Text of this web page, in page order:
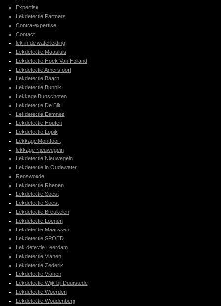
Expertise
Lekdetectie Partners
Contra-expertise
Contact
lek in de waterleiding
Lekdetectie Maasluis
Lekdetectie Hoek Van Holland
Lekdetectie Amersfoort
Lekdetectie Baarn
Lekdetectie Bunnik
Lekkage Bunschoten
Lekdetectie De Bilt
Lekdetectie Eemnes
Lekdetectie Houten
Lekdetectie Lopik
Lekkage Montfoort
lekkage Nieuwegein
Lekdetectie Nieuwegein
Lekdetectie in Oudewater
Renswoude
Lekdetectie Rhenen
Lekdetectie Soest
Lekdetectie Soest
Lekdetectie Breukelen
Lekdetectie Loenen
Lekdetectie Maarssen
Lekdetectie SPOED
Lek detectie Leerdam
Lekdetectie Vianen
Lekdetectie Zederik
Lekdetectie Vianen
Lekdetectie Wijk bij Duurstede
Lekdetectie Woerden
Lekdetectie Woudenberg